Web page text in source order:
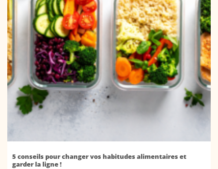
5 conseils pour changer vos habitudes alimentaires et
garder la ligne !